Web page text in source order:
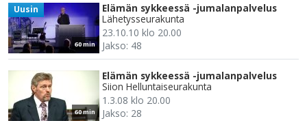
60 min
Uusin
Elämän sykkeessä -jumalanpalvelus
Lähetysseurakunta
23.10.10 klo 20.00
Jakso: 48
60 min
Elämän sykkeessä -jumalanpalvelus
Siion Helluntaiseurakunta
1.3.08 klo 20.00
Jakso: 28